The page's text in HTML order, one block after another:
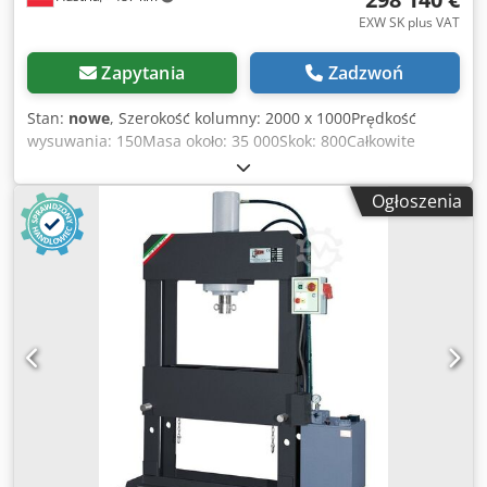
EXW SK plus VAT
Zapytania Zadzwoń
Stan: nowe, Szerokość kolumny: 2000 x 1000Prędkość
wysuwania: 150Masa około: 35 000Skok: 800Całkowite
zapotrzebowanie na moc: 30Wysokość montażu:
1000Posuw szybki: 120Ciśnienie: 500Stół roboczy: 2500 x
1500Prędkość pracy: 12Wymiary (LxWxH): 2500x2700x5400
Budujemy również dla Państwa specjalne prasy specjalnie
dla Państwa zastosowań SZCZEGÓŁY : Prasa 4-kolumnowa
500 do Pojemność : 500 ton (przy 250 bar - 510 ton)
Sterowanie : Automatyczne poprzez obsługę dwuręczną z
wyborem przełącznika klawiszowego 1. ręcznie za pomocą
panelu sterowania jako tryb ustawiania, 2. automatyczny z
jednym cyklem za pomocą sterowania dwuręcznego bez
poduszki naciągowej, Główny cylinder : Ø500 mm Siłownik
pomocniczy : 2 sztuki Ø 120 x 80mm. ( działa z obu
głównych cylindrów ) Silnik : 37kw. - 50 KM. Pompa : 100cc.
= 150Lt./min. REXROTH - Pompa tłokowa osiowa Prędkość
Ogłoszenia